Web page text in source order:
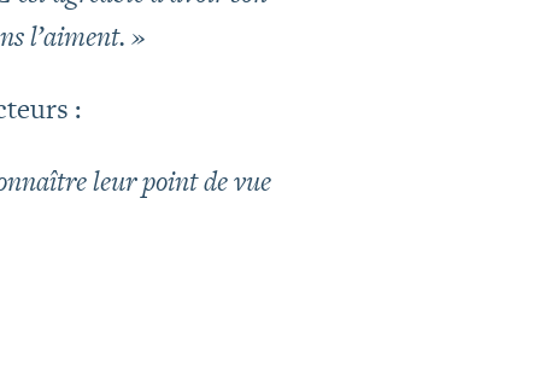
l’aiment. »
:
leur point de vue